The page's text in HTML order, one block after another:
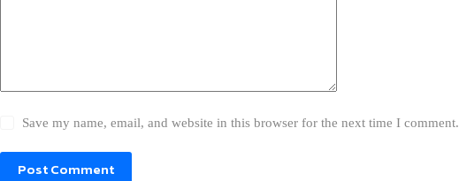
Save my name, email, and website in this browser for the next time I comment.
Post Comment